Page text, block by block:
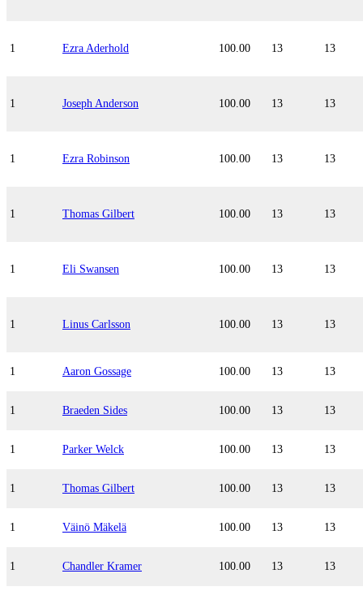
1 Ezra Aderhold 100.00 13 13
1 Joseph Anderson 100.00 13 13
1 Ezra Robinson 100.00 13 13
1 Thomas Gilbert 100.00 13 13
1 Eli Swansen 100.00 13 13
1 Linus Carlsson 100.00 13 13
1 Aaron Gossage 100.00 13 13
1 Braeden Sides 100.00 13 13
1 Parker Welck 100.00 13 13
1 Thomas Gilbert 100.00 13 13
1 Väinö Mäkelä 100.00 13 13
1 Chandler Kramer 100.00 13 13